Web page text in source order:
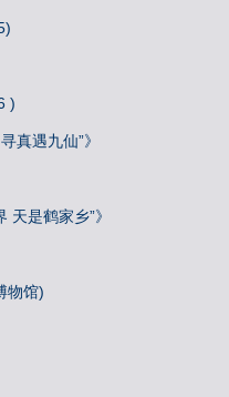
)
真遇九仙”》
是鹤家乡”》
物馆)